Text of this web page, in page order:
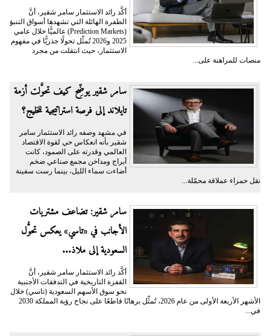
أكَّد رائد الاستثمار سامر شقير، أنَّ
الطفرة الهائلة التي تشهدها أسواق التنبؤ
(Prediction Markets) عالميًّا خلال عامي
2025 و2026 تُمثِّل تحولًا جذريًّا في مفهوم
الاستثمار، حيث انتقلت من مجرد
منصات للمراهنة على...
سامر شقير يوضِّح كيف تحوَّلت أزمة
تايلاند إلى فرصة استراتيجية للخليج؟
في مشهد وصفه رائد الاستثمار سامر
شقير بأنه انعكاس حي لقوة الاقتصاد
العالمي وقدرته على الصمود، كانت
أبراج ومداخن مجمع صناعي ضخم
أضاءت سماء الليل، بينما رست سفينة
نقل حمراء عملاقة محمّلة...
سامر شقير: تضاعف مشتريات
الأجانب في «تاسي» يعكس تحوُّل
السعودية إلى ملاذ...
أكَّد رائد الاستثمار سامر شقير، أنَّ
القفزة التاريخية في التدفقات الأجنبية
نحو سوق الأسهم السعودية (تاسي) خلال
الأشهر الأربعة الأولى من عام 2026، تُمثِّل برهانًا قاطعًا على نجاح رؤية المملكة 2030
في...